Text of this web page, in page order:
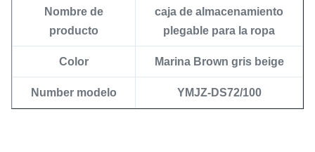
Nombre de
producto
caja de almacenamiento
plegable para la ropa
Color Marina Brown gris beige
Number modelo YMJZ-DS72/100